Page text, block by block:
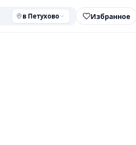
в Петухово Избранное